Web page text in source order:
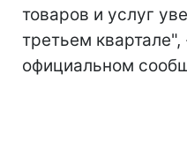
товаров и услуг
третьем квартале",
официальном